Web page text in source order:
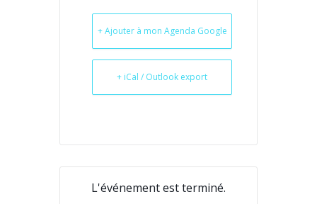
+ Ajouter à mon Agenda Google
+ iCal / Outlook export
L'événement est terminé.